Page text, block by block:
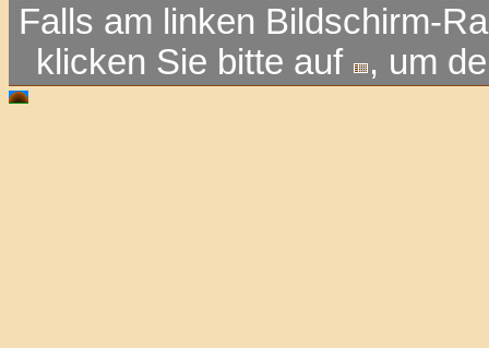
Falls am linken Bildschirm-
klicken Sie bitte auf
, um